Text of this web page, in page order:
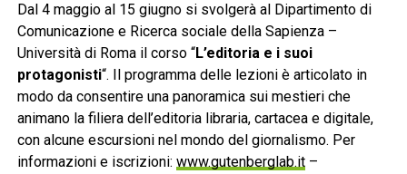
Dal 4 maggio al 15 giugno si svolgerà al Dipartimento di
Comunicazione e Ricerca sociale della Sapienza –
Università di Roma il corso “L’editoria e i suoi
protagonisti“. Il programma delle lezioni è articolato in
modo da consentire una panoramica sui mestieri che
animano la filiera dell’editoria libraria, cartacea e digitale,
con alcune escursioni nel mondo del giornalismo. Per
informazioni e iscrizioni: www.gutenberglab.it–